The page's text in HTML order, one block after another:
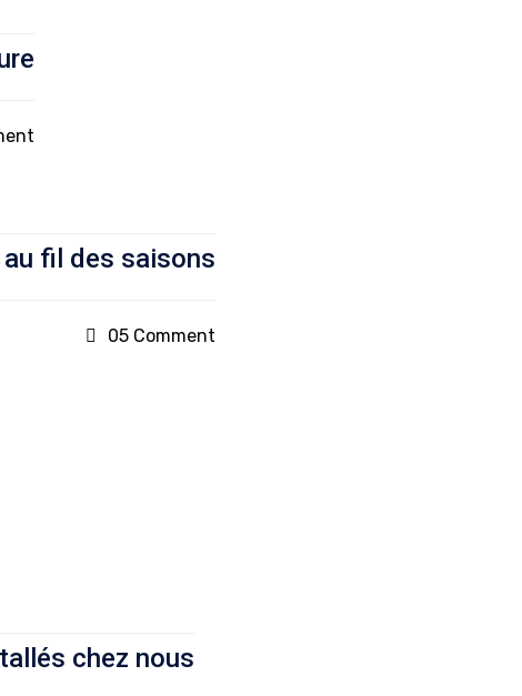
fil des saisons
05 Comment
chez nous